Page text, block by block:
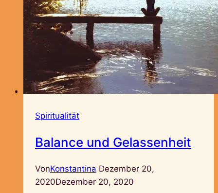
Spiritualität
Balance und Gelassenheit
VonKonstantina Dezember 20,
2020Dezember 20, 2020